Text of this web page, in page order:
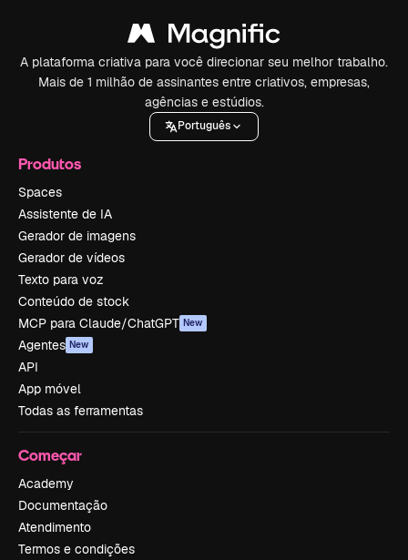
A plataforma criativa para você direcionar seu melhor trabalho.
Mais de 1 milhão de assinantes entre criativos, empresas,
agências e estúdios.
Português
Produtos
Spaces
Assistente de IA
Gerador de imagens
Gerador de vídeos
Texto para voz
Conteúdo de stock
MCP para Claude/ChatGPT New
Agentes New
API
App móvel
Todas as ferramentas
Começar
Academy
Documentação
Atendimento
Termos e condições